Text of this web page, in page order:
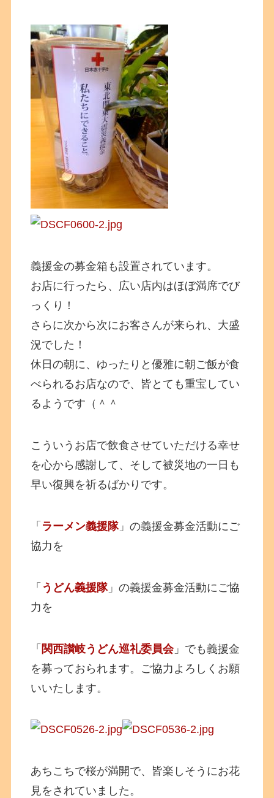
義援金の募金箱も設置されています。
お店に行ったら、広い店内はほぼ満席でび
っくり！
さらに次から次にお客さんが来られ、大盛
況でした！
休日の朝に、ゆったりと優雅に朝ご飯が食
べられるお店なので、皆とても重宝してい
るようです（＾＾
こういうお店で飲食させていただける幸せ
を心から感謝して、そして被災地の一日も
早い復興を祈るばかりです。
「 ラーメン義援隊」の義援金募金活動にご
協力を
「 うどん義援隊」の義援金募金活動にご協
力を
「 関西讃岐うどん巡礼委員会」でも義援金
を募っておられます。ご協力よろしくお願
いいたします。
あちこちで桜が満開で、皆楽しそうにお花
見をされていました。